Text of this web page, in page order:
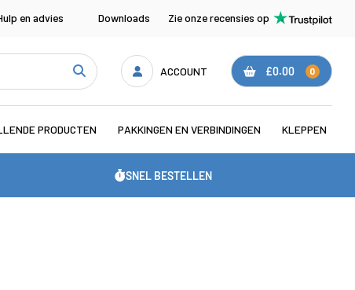
en advies Downloads Zie onze recensies op
ACCOUNT £0.00 0
PRODUCTEN PAKKINGEN EN VERBINDINGEN KLEPPEN
SNEL BESTELLEN